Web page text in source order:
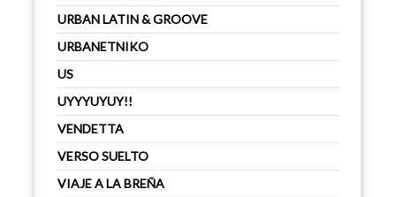
URBAN LATIN & GROOVE
URBANETNIKO
US
UYYYUYUY!!
VENDETTA
VERSO SUELTO
VIAJE A LA BREÑA